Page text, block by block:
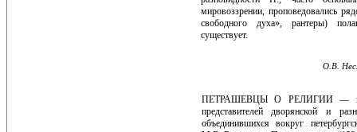
мировоззрении, проповедовались
свободного духа», рантеры)
существует.
О.В.
ПЕТРАШЕВЦЫ О РЕЛИГИИ —
представителей дворянской и
объединившихся вокруг